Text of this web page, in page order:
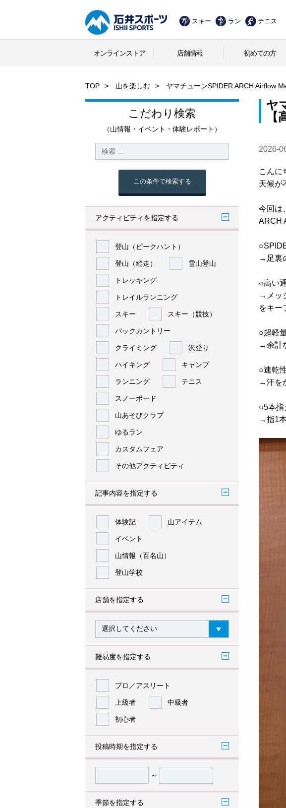
スキー ラン テニス
オンラインストア 店舗情報 初めての方
TOP 山を楽しむ ヤマチューンSPIDER ARCH Airflow
こだわり検索
（山情報・イベント・体験レポート）
この条件で検索する
アクティビティを指定する
登山（ピークハント）
登山（縦走） 雪山登山
トレッキング
トレイルランニング
スキー スキー（競技）
バックカントリー
クライミング 沢登り
ハイキング キャンプ
ランニング テニス
スノーボード
山あそびクラブ
ゆるラン
カスタムフェア
その他アクティビティ
記事内容を指定する
体験記 山アイテム
イベント
山情報（百名山）
登山学校
店舗を指定する
難易度を指定する
プロ／アスリート
上級者 中級者
初心者
投稿時期を指定する
～
季節を指定する
ヤ
【
2026-
こんに
天候が
今回は
ARCH
→足裏
○高い
→メッ
をキー
○超軽
→余計
○速乾
→汗を
○5本指
→指1